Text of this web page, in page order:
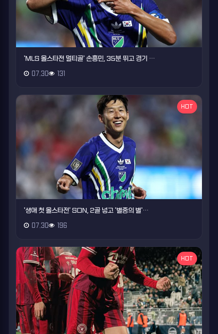
'MLS 올스타전 멀티골' 손흥민, 35분 뛰고 경기 …
07.30 131
HOT
'생애 첫 올스타전' SON, 2골 넣고 '별중의 별'…
07.30 196
HOT